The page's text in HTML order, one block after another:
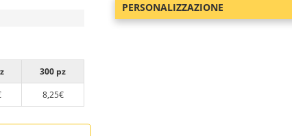
300 pz
8,25€
PERSONALIZZAZIONE